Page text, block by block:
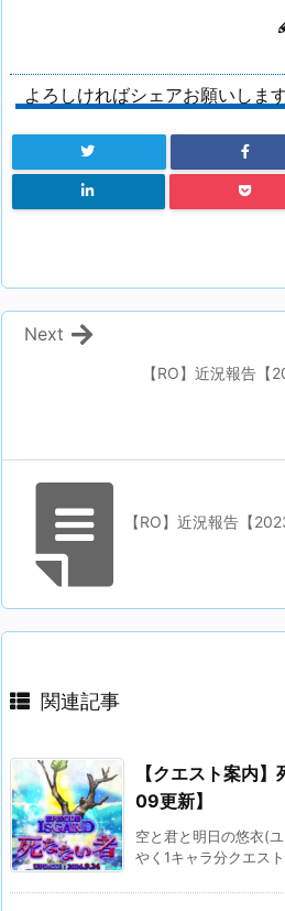
よろしければシェアお願いしま
【RO】近況報告【
Next
【RO】近況報告【
関連記事
【クエスト案内
09更新】
空と君と明日の悠衣(
やく1キャラ分クエス